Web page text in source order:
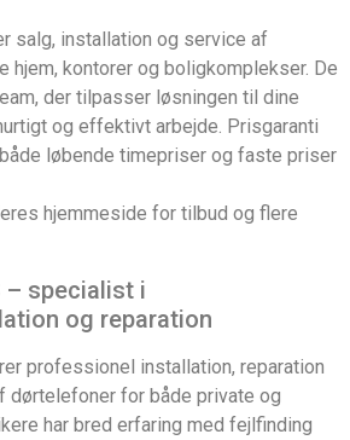
salg, installation og service af
hjem, kontorer og boligkomplekser. De
der tilpasser løsningen til dine
og effektivt arbejde. Prisgaranti
løbende timepriser og faste priser
hjemmeside for tilbud og flere
– specialist i
og reparation
professionel installation, reparation
dørtelefoner for både private og
har bred erfaring med fejlfinding